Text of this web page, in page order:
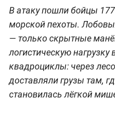
В атаку пошли бойцы
морской пехоты.
— только скрытные
логистическую нагрузку
квадроциклы: через
доставляли грузы там,
становилась лёгкой